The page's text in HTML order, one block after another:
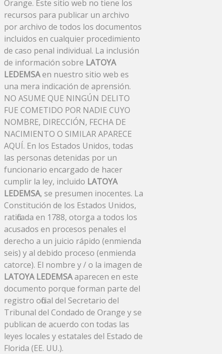
Orange. Este sitio web no tiene los
recursos para publicar un archivo
por archivo de todos los documentos
incluidos en cualquier procedimiento
de caso penal individual. La inclusión
de información sobre LATOYA
LEDEMSAen nuestro sitio web es
una mera indicación de aprensión.
NO ASUME QUE NINGÚN DELITO
FUE COMETIDO POR NADIE CUYO
NOMBRE, DIRECCIÓN, FECHA DE
NACIMIENTO O SIMILAR APARECE
AQUÍ. En los Estados Unidos, todas
las personas detenidas por un
funcionario encargado de hacer
cumplir la ley, incluido LATOYA
LEDEMSA, se presumen inocentes. La
Constitución de los Estados Unidos,
ratificada en 1788, otorga a todos los
acusados ​​en procesos penales el
derecho a un juicio rápido (enmienda
seis) y al debido proceso (enmienda
catorce). El nombre y / o la imagen de
LATOYA LEDEMSAaparecen en este
documento porque forman parte del
registro oficial del Secretario del
Tribunal del Condado de Orange y se
publican de acuerdo con todas las
leyes locales y estatales del Estado de
Florida (EE. UU.).